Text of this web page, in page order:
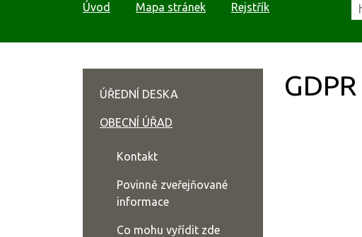
Úvod Mapa stránek Rejstřík
GDPR
ÚŘEDNÍ DESKA
OBECNÍ ÚŘAD
Kontakt
Povinně zveřejňované
informace
Co mohu vyřídit zde